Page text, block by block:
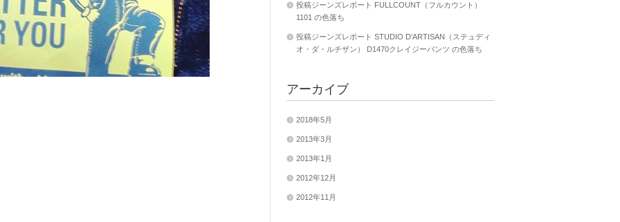
投稿ジーンズレポート FULLCOUNT（フルカウント）
1101 の色落ち
投稿ジーンズレポート STUDIO D’ARTISAN（ステュディ
オ・ダ・ルチザン） D1470クレイジーパンツ の色落ち
アーカイブ
2018年5月
2013年3月
2013年1月
2012年12月
2012年11月